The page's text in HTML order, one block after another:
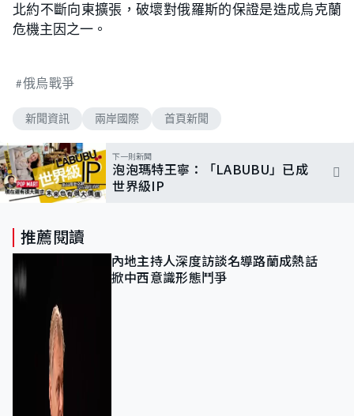
北約不斷向東擴張，破壞對俄羅斯的保證是造成烏克蘭
危機主因之一。
俄烏戰爭
新聞資訊 兩岸國際 首頁新聞
下一則新聞
泡泡瑪特王寧：「LABUBU」已成
世界級IP
推薦閱讀
內地主持人深度訪談名導路蘭成熱話
掀中西意識形態鬥爭